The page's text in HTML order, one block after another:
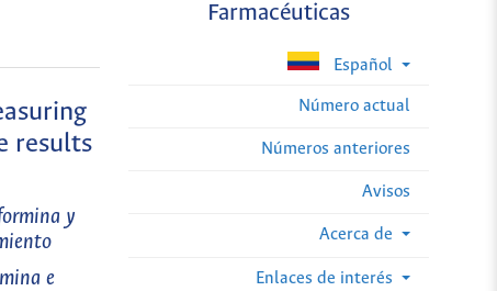
Farmacéuticas
Español
Número actual
Números anteriores
Avisos
Acerca de
Enlaces de interés
results
y
e